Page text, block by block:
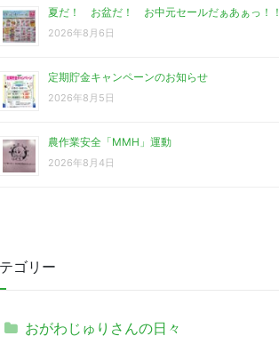
夏だ！ お盆だ！ お中元セールだぁあぁっ！！
2026年8月6日
定期貯金キャンペーンのお知らせ
2026年8月5日
農作業安全「MMH」運動
2026年8月4日
ゴリー
おがわじゅりさんの日々